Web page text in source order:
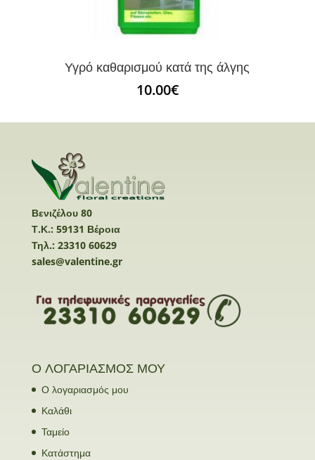
Υγρό καθαρισμού κατά της άλγης
10.00€
Βενιζέλου 80
Τ.Κ.: 59131 Βέροια
Τηλ.: 23310 60629
sales@valentine.gr
Ο ΛΟΓΑΡΙΑΣΜΟΣ ΜΟΥ
Ο λογαριασμός μου
Καλάθι
Ταμείο
Κατάστημα